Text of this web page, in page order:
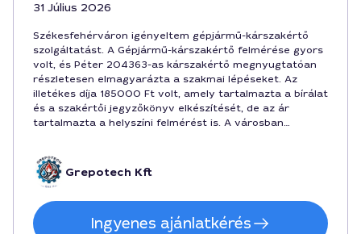
31 Július 2026
Székesfehérváron igényeltem gépjármű-kárszakértő
szolgáltatást. A Gépjármű-kárszakértő felmérése gyors
volt, és Péter 204363-as kárszakértő megnyugtatóan
részletesen elmagyarázta a szakmai lépéseket. Az
illetékes díja 185000 Ft volt, amely tartalmazta a bírálat
és a szakértői jegyzőkönyv elkészítését, de az ár
tartalmazta a helyszíni felmérést is. A városban
Grepotech Kft
Ingyenes ajánlatkérés